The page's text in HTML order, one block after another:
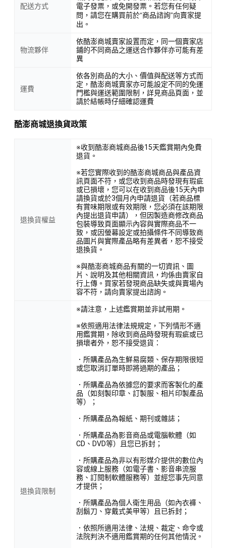
配送方式
電子發票，或免開發票。若您有任何疑
問，請您在購買前於“商品諮詢”向賣家提
出。
物流夥伴
依酷澎商城賣家設置而定，同一個賣家店
鋪的不同商品之運送合作夥伴亦可能有差
異
運費
依各別商品的大小、價值與配送等方式而
定，酷澎商城賣家亦可能設定不同的免運
門檻與運送範圍限制，詳見商品頁面，並
請於結帳時仔細確認運費
酷澎商城退換貨政策
退換貨權益
※收到酷澎商城商品後15天鑑賞期內免費
退貨。
※若您實際收到的酷澎商城商品與產品資
訊頁面不符，或您收到商品時發現有瑕疵
或已損壞，您可以在收到商品後15天內申
請換貨或於3個月內申請退貨（若商品標
有賞味期限或有效期限，您必須在該期限
內提出退貨申請），但因製造商修改商品
包裝導致頁面顯示內容與實際商品不一
致，或因螢幕設定或拍攝條件不同導致商
品圖片與實際產品略有差異者，恕不接受
退換貨。
※與酷澎商城商品有關的一切資訊、圖
片、說明及其他相關資訊，均係由賣家自
行上傳。買家若發現商品缺失或與賣場內
容不符，請向賣家提出諮詢。
退換貨限制
※請注意，上述鑑賞期並非試用期。
※依照適用法律法規規定，下列情形不適
用鑑賞期，除收到商品時發現有瑕疵或已
損壞者外，恕不接受退貨：
．所購產品為生鮮易腐類、保存期限很短
或您取消訂單時即將過期的產品；
．所購產品為依據您的要求而客製化的產
品（如刻製印章、訂製服、相片印製產品
等）；
．所購產品為報紙、期刊或雜誌；
．所購產品為影音商品或電腦軟體（如
CD、DVD等）且您已拆封；
．所購產品為非以有形媒介提供的數位內
容或線上服務（如電子書、影音串流服
務、訂閱制軟體服務等）並經您事先同意
才提供；
．所購產品為個人衛生用品（如內衣褲、
刮鬍刀、穿戴式美甲等）且已拆封；
．依照所適用法律、法規、裁定、命令或
法院判決不適用鑑賞期的任何其他情況。